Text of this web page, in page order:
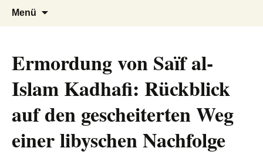
ZumAFRICA live
Seit 1998: Aktuelles aus und mit Bezug
zu Afrika
Menü
Ermordung von Saïf al-
Islam Kadhafi: Rückblick
auf den gescheiterten Weg
einer libyschen Nachfolge